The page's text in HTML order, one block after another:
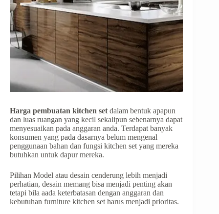
Harga pembuatan kitchen set dalam bentuk apapun
dan luas ruangan yang kecil sekalipun sebenarnya dapat
menyesuaikan pada anggaran anda. Terdapat banyak
konsumen yang pada dasarnya belum mengenal
penggunaan bahan dan fungsi kitchen set yang mereka
butuhkan untuk dapur mereka.
Pilihan Model atau desain cenderung lebih menjadi
perhatian, desain memang bisa menjadi penting akan
tetapi bila aada keterbatasan dengan anggaran dan
kebutuhan furniture kitchen set harus menjadi prioritas.